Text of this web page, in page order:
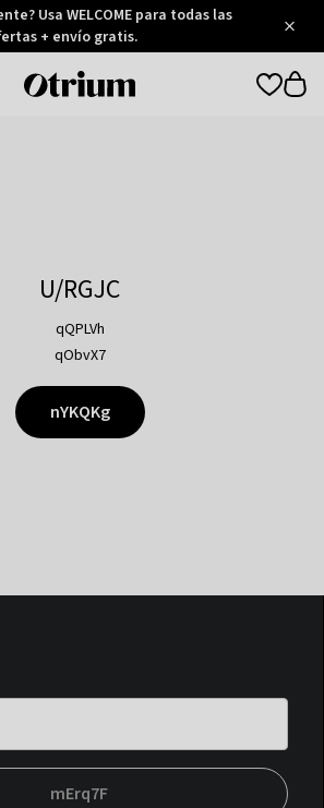
Usa WELCOME para todas las
+ envío gratis.
Otrium
U/RGJC
qQPLVh
qObvX7
nYKQKg
mErq7F